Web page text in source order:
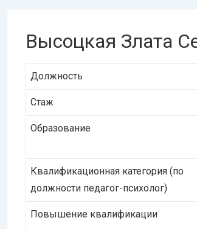
Высоцкая Злата
Должность
Стаж
Образование
Квалификационная категория (по
должности педагог-психолог)
Повышение квалификации